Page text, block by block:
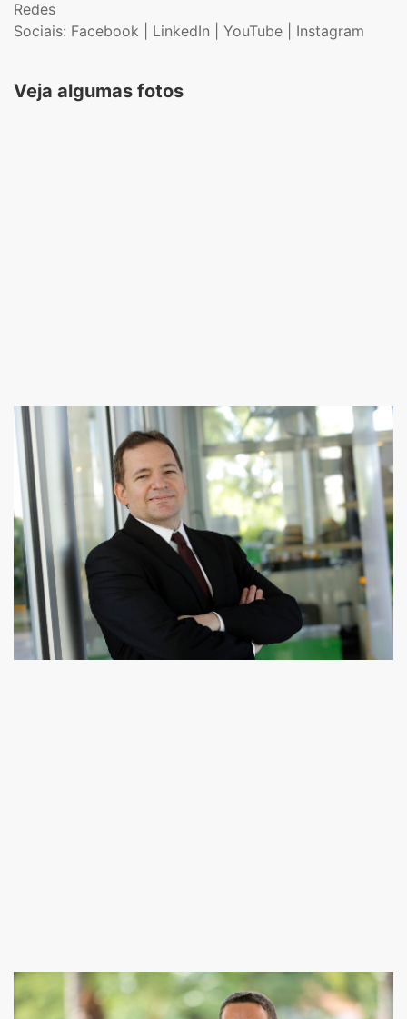
Redes
Sociais: Facebook | LinkedIn | YouTube | Instagram
Veja algumas fotos